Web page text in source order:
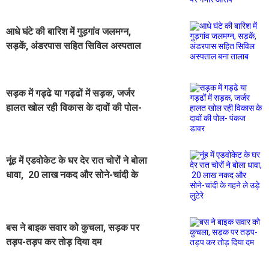
आधे घंटे की बारिश में गुड़गांव जलमग्न,
सड़कें, अंडरपास सहित सिविल अस्पताल
सड़क में गड्ढे या गड्ढों में सड़क, जर्जर
हालत खोल रही विकास के दावों की पोल-
नूंह में एडवोकेट के घर देर रात चोरों ने बोला
धावा, 20 लाख नकद और सोने-चांदी के
बस ने बाइक सवार को कुचला, सड़क पर
तड़प-तड़प कर तोड़ दिया दम